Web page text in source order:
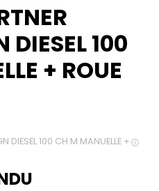
DIESEL 100
+ ROUE